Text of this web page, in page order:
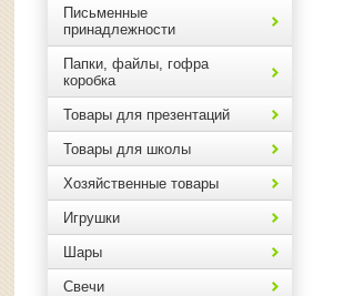
Письменные
принадлежности
Папки, файлы, гофра
коробка
Товары для презентаций
Товары для школы
Хозяйственные товары
Игрушки
Шары
Свечи